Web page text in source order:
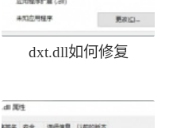
dxt.dll如何修复